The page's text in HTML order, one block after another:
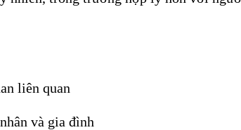
liên quan
và gia đình